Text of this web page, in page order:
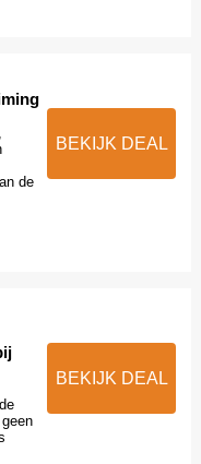
de
BEKIJK DEAL
BEKIJK DEAL